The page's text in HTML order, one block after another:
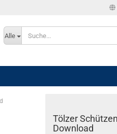
auswählen
Passwort
Alle
Tölzer
Download